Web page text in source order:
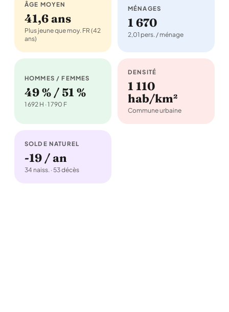
ÂGE MOYEN
41,6 ans
Plus jeune que moy. FR (42
ans)
MÉNAGES
1 670
2,01 pers. / ménage
HOMMES / FEMMES
49 % / 51 %
1 692 H · 1 790 F
DENSITÉ
1 110
hab/km²
Commune urbaine
SOLDE NATUREL
-19 / an
34 naiss. · 53 décès